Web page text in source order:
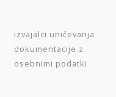
izvajalci uničevanja
dokumentacije z
osebnimi podatki